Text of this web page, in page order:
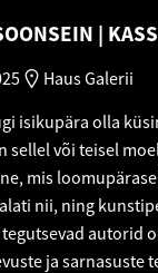
Haus Galerii
isikupära olla
sellel või teisel
mis
nii, ning
autorid
ja sarnasuste